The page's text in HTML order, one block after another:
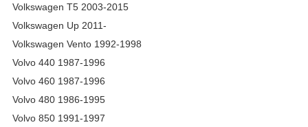
Volkswagen T5 2003-2015
Volkswagen Up 2011-
Volkswagen Vento 1992-1998
Volvo 440 1987-1996
Volvo 460 1987-1996
Volvo 480 1986-1995
Volvo 850 1991-1997